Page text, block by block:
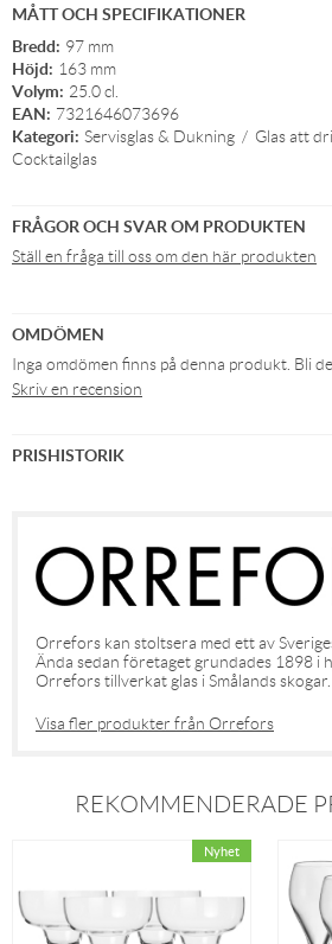
MÅTT OCH SPECIFIKATIONER
Bredd: 97 mm
Höjd: 163 mm
Volym: 25.0 cl.
EAN: 7321646073696
Kategori: Servisglas & Dukning / Glas att
Cocktailglas
FRÅGOR OCH SVAR OM PRODUKTEN
Ställ en fråga till oss om den här produkten
OMDÖMEN
Inga omdömen finns på denna produkt. Bli
Skriv en recension
PRISHISTORIK
Orrefors kan stoltsera med ett av
Ända sedan företaget grundades 1898 i
Orrefors tillverkat glas i Smålands skogar.
Visa fler produkter från Orrefors
REKOMMENDERADE